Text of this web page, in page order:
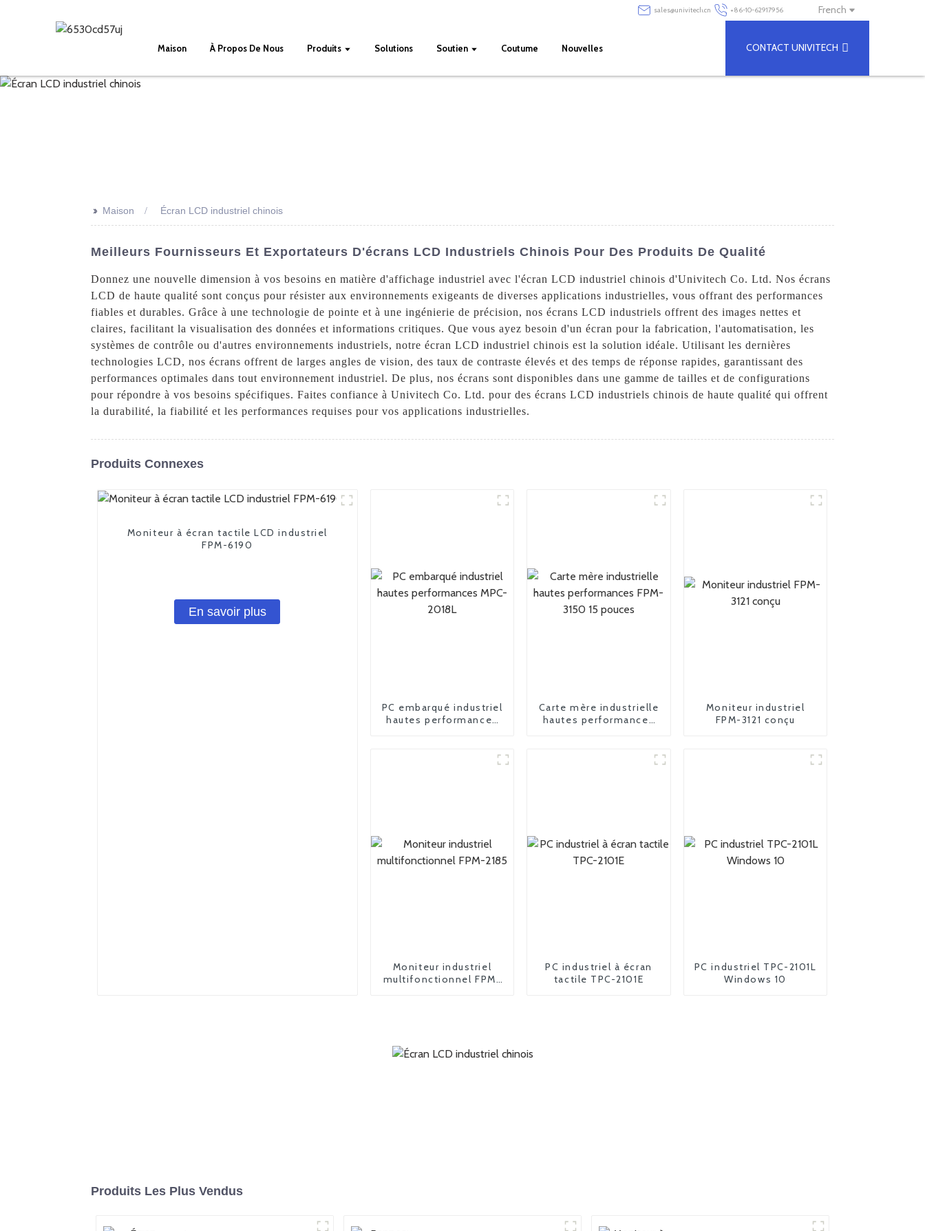
sales@univitech.cn +86-10-62917956 French
Maison À Propos De Nous Produits Solutions Soutien Coutume Nouvelles CONTACT UNIVITECH
>> Maison Écran LCD industriel chinois
Meilleurs Fournisseurs Et Exportateurs D'écrans LCD Industriels Chinois Pour Des Produits De Qualité
Donnez une nouvelle dimension à vos besoins en matière d'affichage industriel avec l'écran LCD industriel chinois d'Univitech Co. Ltd. Nos écrans
LCD de haute qualité sont conçus pour résister aux environnements exigeants de diverses applications industrielles, vous offrant des performances
fiables et durables. Grâce à une technologie de pointe et à une ingénierie de précision, nos écrans LCD industriels offrent des images nettes et
claires, facilitant la visualisation des données et informations critiques. Que vous ayez besoin d'un écran pour la fabrication, l'automatisation, les
systèmes de contrôle ou d'autres environnements industriels, notre écran LCD industriel chinois est la solution idéale. Utilisant les dernières
technologies LCD, nos écrans offrent de larges angles de vision, des taux de contraste élevés et des temps de réponse rapides, garantissant des
performances optimales dans tout environnement industriel. De plus, nos écrans sont disponibles dans une gamme de tailles et de configurations
pour répondre à vos besoins spécifiques. Faites confiance à Univitech Co. Ltd. pour des écrans LCD industriels chinois de haute qualité qui offrent
la durabilité, la fiabilité et les performances requises pour vos applications industrielles.
Produits Connexes
Moniteur à écran tactile LCD industriel
FPM-6190
En savoir plus
PC embarqué industriel
hautes performances
Carte mère industrielle
hautes performances
Moniteur industriel
FPM-3121 conçu
Moniteur industriel
multifonctionnel FPM-
PC industriel à écran
tactile TPC-2101E
PC industriel TPC-2101L
Windows 10
Produits Les Plus Vendus